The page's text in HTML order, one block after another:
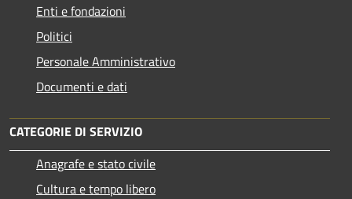
Enti e fondazioni
Politici
Personale Amministrativo
Documenti e dati
CATEGORIE DI SERVIZIO
Anagrafe e stato civile
Cultura e tempo libero